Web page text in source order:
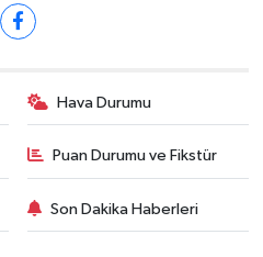
Hava Durumu
Puan Durumu ve Fikstür
Son Dakika Haberleri